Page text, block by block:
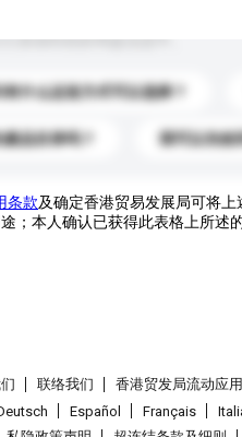
添加到你的询盘信息中。
有什么运送方式可以选择？
品目录吗？ 我可以先收
条款及确定香港贸易发展局可将
；本人确认已获得此表格上所述
联络我们 香港贸发局流动应
Español Français